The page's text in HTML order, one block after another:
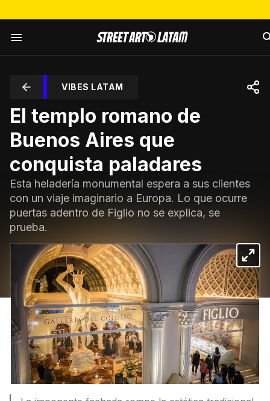
VIBES LATAM
El templo romano de
Buenos Aires que
conquista paladares
Esta heladería monumental espera a sus clientes
con un viaje imaginario a Europa. Lo que ocurre
puertas adentro de Figlio no se explica, se
prueba.